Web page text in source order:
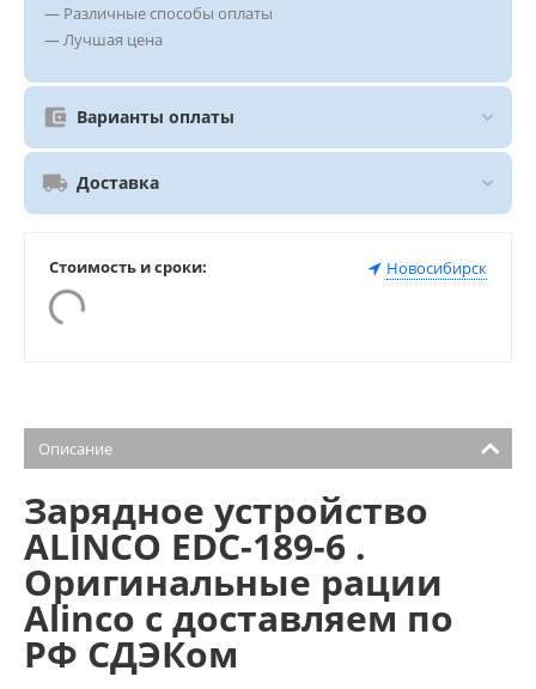
— Различные способы оплаты
— Лучшая цена
Варианты оплаты
Доставка
Стоимость и сроки: Новосибирск
Описание
Зарядное устройство
ALINCO EDC-189-6 .
Оригинальные рации
Alinco с доставляем по
РФ СДЭКом